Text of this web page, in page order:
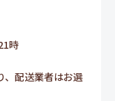
時
、配送業者はお選